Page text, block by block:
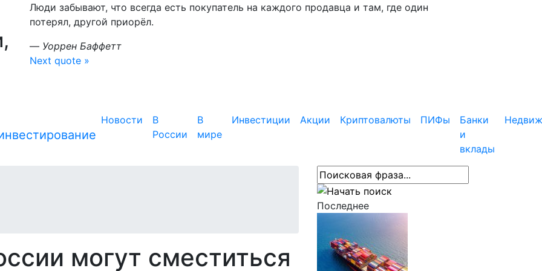
Люди забывают, что всегда есть покупатель на каждого продавца и там, где один
потерял, другой приорёл.
— Уоррен Баффетт
Next quote »
Новости
В
России
В
мире
Инвестиции Акции Криптовалюты ПИФы
Банки
и
вклады
могут сместиться
Последнее